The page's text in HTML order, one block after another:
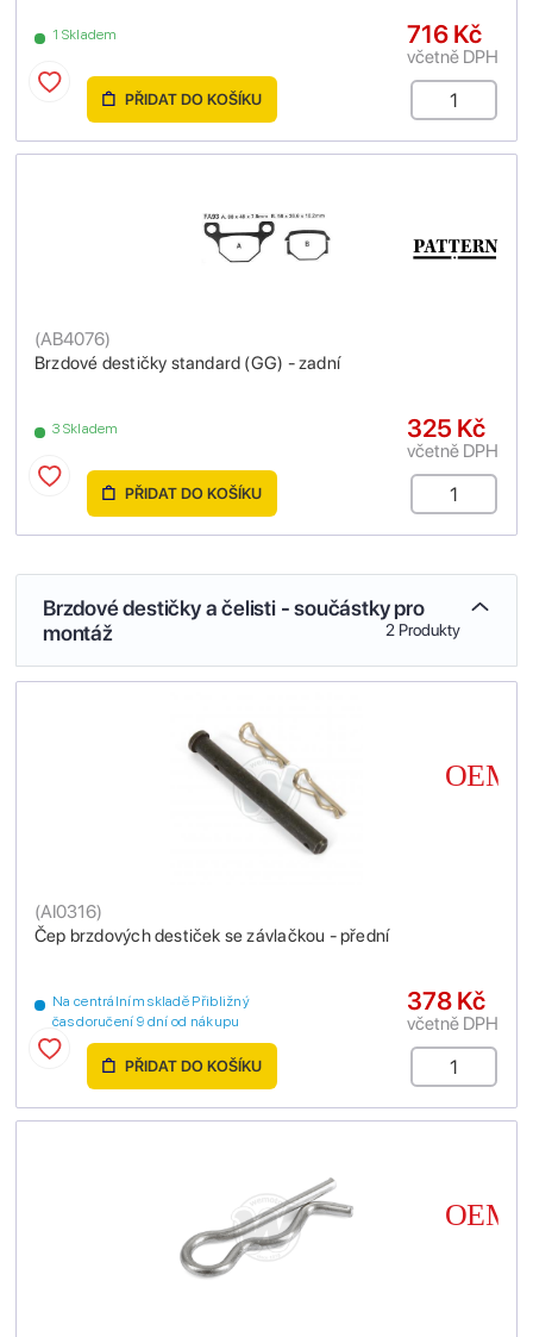
1 Skladem 716 Kč
včetně DPH
PŘIDAT DO KOŠÍKU
Brzdové destičky standard (GG) - zadní
(AB4076)
3 Skladem 325 Kč
včetně DPH
PŘIDAT DO KOŠÍKU
Brzdové destičky a čelisti - součástky pro
montáž
2 Produkty
Čep brzdových destiček se závlačkou - přední
(AI0316)
Na centrálním skladě Přibližný
čas doručení 9 dní od nákupu
378 Kč
včetně DPH
PŘIDAT DO KOŠÍKU